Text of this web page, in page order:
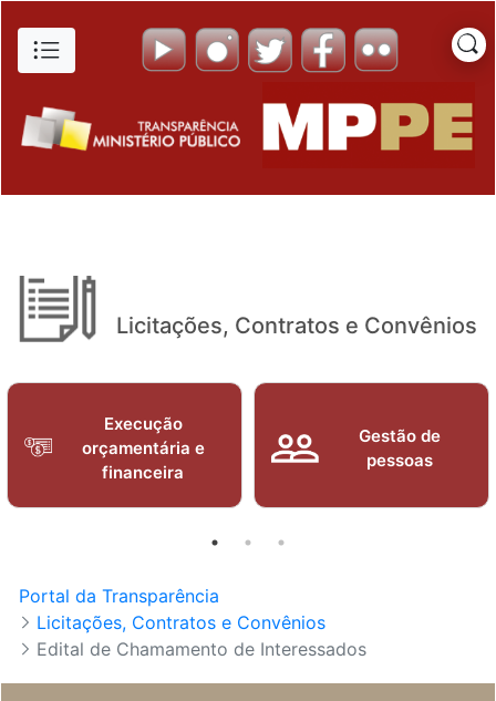
Edital de Chamamento de
Licitações, Contratos e Convênios
Execução
orçamentária e
financeira
Gestão de
pessoas
Portal da Transparência
Licitações, Contratos e Convênios
Edital de Chamamento de Interessados